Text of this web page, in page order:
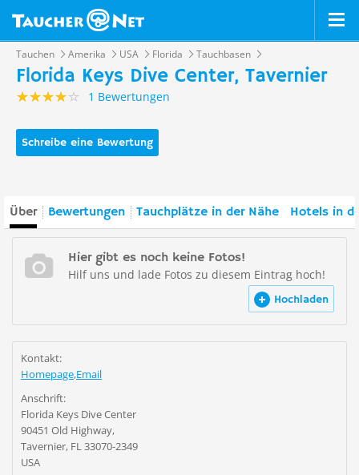
Tauchen Amerika USA Florida Tauchbasen
Florida Keys Dive Center, Tavernier
1 Bewertungen
Schreibe eine Bewertung
Über Bewertungen Tauchplätze in der Nähe Hotels in
Hier gibt es noch keine Fotos!
Hilf uns und lade Fotos zu diesem Eintrag hoch!
Hochladen
Kontakt:
Homepage,Email
Anschrift:
Florida Keys Dive Center
90451 Old Highway,
Tavernier, FL 33070-2349
USA